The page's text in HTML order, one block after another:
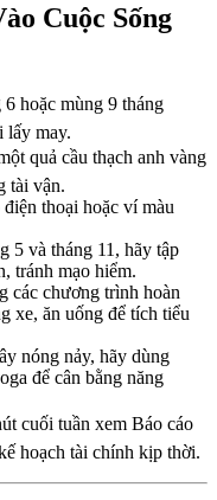
Cuộc Sống
hoặc mùng 9 tháng
lấy may.
quả cầu thạch anh vàng
tài vận.
thoại hoặc ví màu
5 và tháng 11, hãy tập
tránh mạo hiểm.
các chương trình hoàn
xe, ăn uống để tích tiểu
nóng nảy, hãy dùng
để cân bằng năng
cuối tuần xem Báo cáo
hoạch tài chính kịp thời.